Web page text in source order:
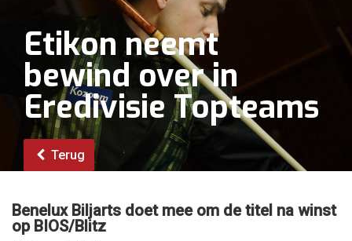
Etikon neemt
bewind over in
Eredivisie Topteams
Terug
Benelux Biljarts doet mee om de titel na winst
op BIOS/Blitz